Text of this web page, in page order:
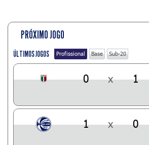
PRÓXIMO JOGO
ÚLTIMOS JOGOS Profissional Base Sub-20
0 x 1
1 x 0